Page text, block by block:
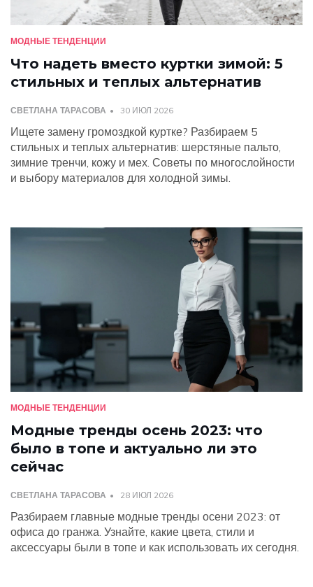
МОДНЫЕ ТЕНДЕНЦИИ
Что надеть вместо куртки зимой: 5
стильных и теплых альтернатив
СВЕТЛАНА ТАРАСОВА 30 ИЮЛ 2026
Ищете замену громоздкой куртке? Разбираем 5
стильных и теплых альтернатив: шерстяные пальто,
зимние тренчи, кожу и мех. Советы по многослойности
и выбору материалов для холодной зимы.
МОДНЫЕ ТЕНДЕНЦИИ
Модные тренды осень 2023: что
было в топе и актуально ли это
сейчас
СВЕТЛАНА ТАРАСОВА 28 ИЮЛ 2026
Разбираем главные модные тренды осени 2023: от
офиса до гранжа. Узнайте, какие цвета, стили и
аксессуары были в топе и как использовать их сегодня.